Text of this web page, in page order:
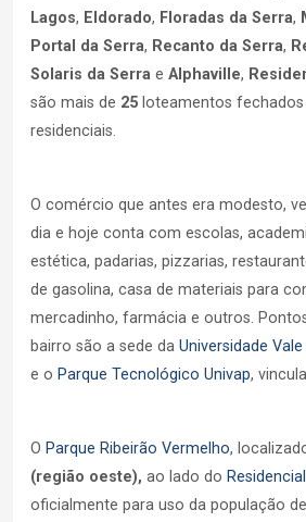
Lagos, Eldorado, Floradas da Serra,
Portal da Serra, Recanto da Serra,
Solaris da Serra e Alphaville,
são mais de 25 loteamentos fechados
residenciais.
O comércio que antes era modesto,
dia e hoje conta com escolas,
estética, padarias, pizzarias,
de gasolina, casa de materiais para
mercadinho, farmácia e outros.
bairro são a sede da Universidade
e o Parque Tecnológico Univap,
O Parque Ribeirão Vermelho,
(região oeste), ao lado do
oficialmente para uso da população de